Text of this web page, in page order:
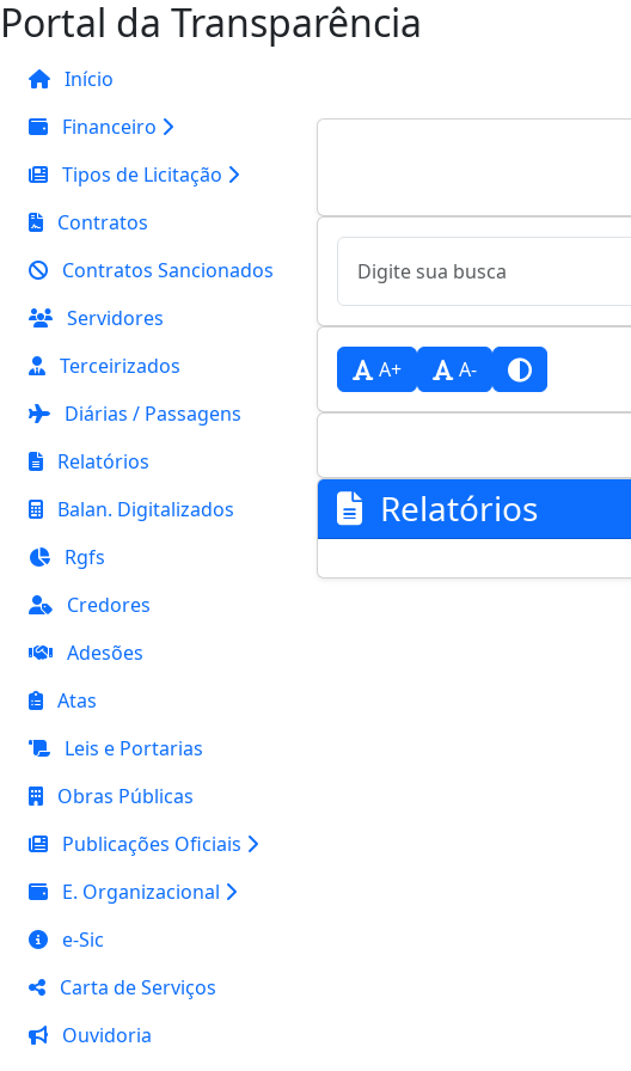
Portal da Transparência
Início
Financeiro
Tipos de Licitação
Contratos
Contratos Sancionados
Servidores
Terceirizados
Diárias / Passagens
Relatórios
Balan. Digitalizados
Rgfs
Credores
Adesões
Atas
Leis e Portarias
Obras Públicas
Publicações Oficiais
E. Organizacional
e-Sic
Carta de Serviços
Ouvidoria
A+ A-
Relatórios